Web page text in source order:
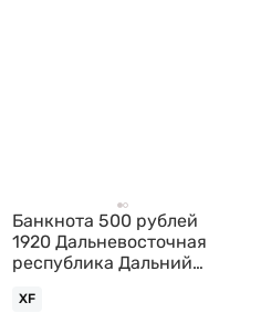
Банкнота 500 рублей
1920 Дальневосточная
республика Дальний
XF